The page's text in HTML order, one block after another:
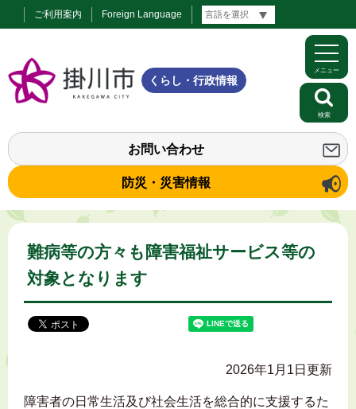
ご利用案内 Foreign Language
くらし・行政情報
お問い合わせ
防災・災害情報
メニュー
検索
難病等の方々も障害福祉サービス等の
対象となります
2026年1月1日更新
障害者の日常生活及び社会生活を総合的に支援するた